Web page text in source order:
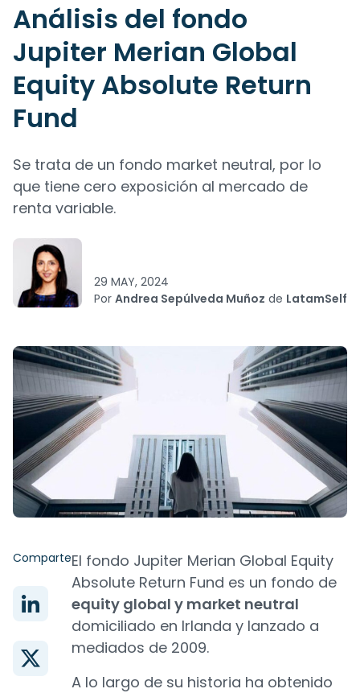
Análisis del fondo
Jupiter Merian Global
Equity Absolute Return
Fund
Se trata de un fondo market neutral, por lo
que tiene cero exposición al mercado de
renta variable.
29 MAY, 2024
Por Andrea Sepúlveda Muñoz de LatamSelf
ComparteEl fondo Jupiter Merian Global Equity
Absolute Return Fund es un fondo de
equity global y market neutral
domiciliado en Irlanda y lanzado a
mediados de 2009.
A lo largo de su historia ha obtenido